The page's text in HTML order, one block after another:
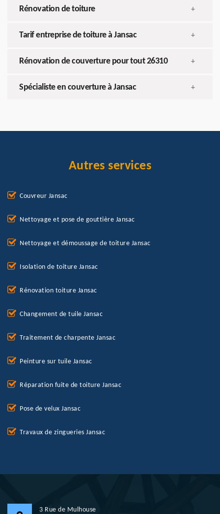
Rénovation de toiture +
Tarif entreprise de toiture à Jansac +
Rénovation de couverture pour tout 26310 +
Spécialiste en couverture à Jansac +
Autres services
Couvreur Jansac
Nettoyage et pose de gouttière Jansac
Nettoyage et démoussage de toiture Jansac
Isolation de toiture Jansac
Rénovation toiture Jansac
Changement de tuile Jansac
Traitement de charpente Jansac
Peinture sur tuile Jansac
Réparation fuite de toiture Jansac
Pose de velux Jansac
Travaux de zingueries Jansac
3 Rue de Mulhouse